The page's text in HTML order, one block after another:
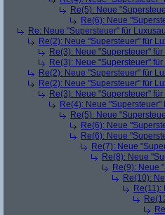
Re(5): Neue
Re(6): Neue
Re: Neue "Supersteuer" für
Re(2): Neue "Supersteuer" für
Re(3): Neue "Supersteuer"
Re(3): Neue "Supersteuer"
Re(2): Neue "Supersteuer" für
Re(2): Neue "Supersteuer" für
Re(3): Neue "Supersteuer"
Re(4): Neue "Supersteuer"
Re(5): Neue
Re(6): Neue
Re(6): Neue
Re(7): Neue
Re(8): Neue
Re(9): Neue
Re(10):
Re(11):